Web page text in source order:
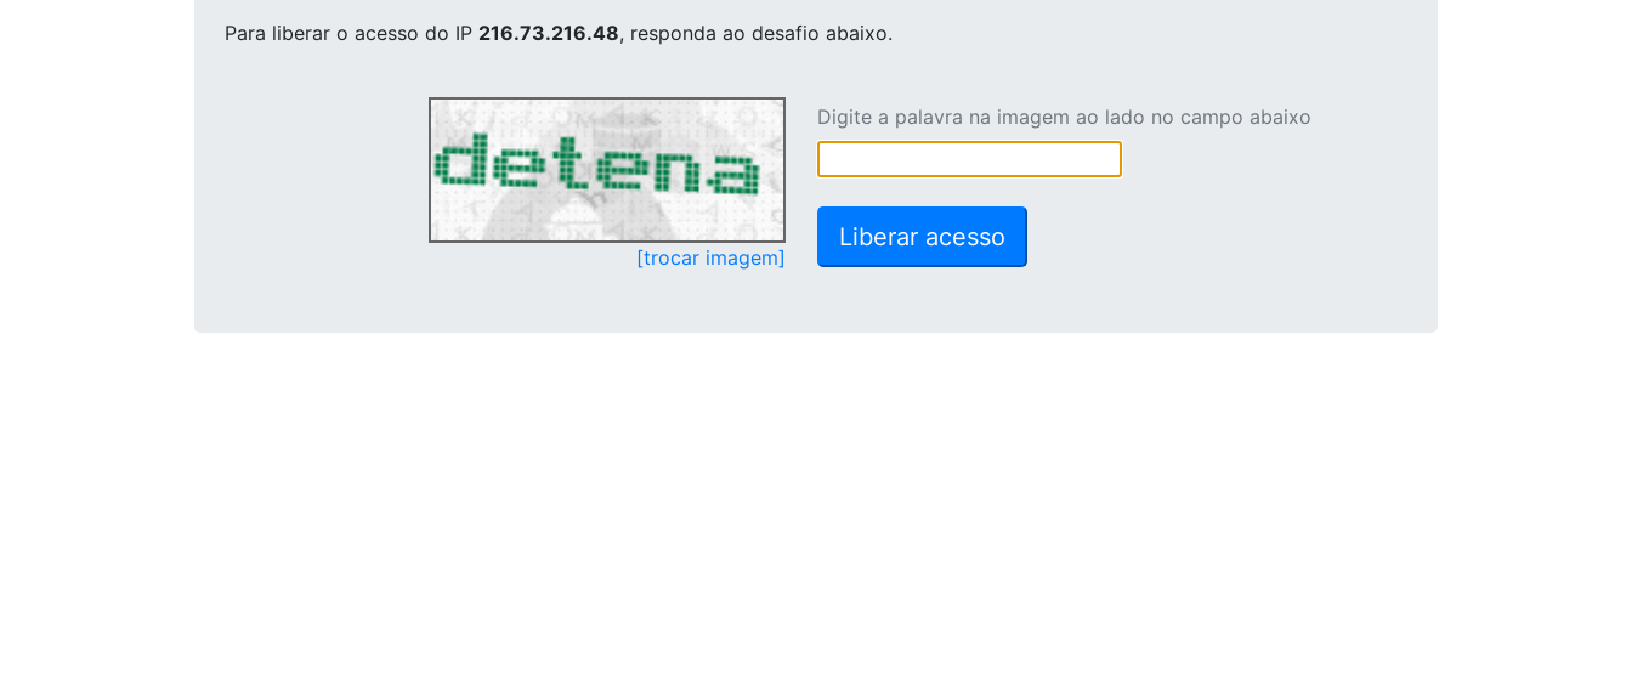
Para liberar o acesso do IP 216.73.216.48, responda ao desafio abaixo.
[trocar imagem]
Digite a palavra na imagem ao lado no campo abaixo